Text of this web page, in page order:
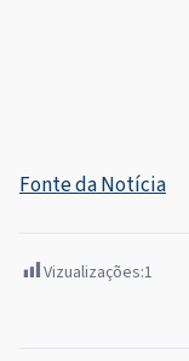
Fonte da Notícia
Vizualizações:1